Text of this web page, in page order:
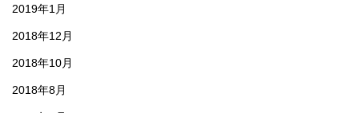
2019年1月
2018年12月
2018年10月
2018年8月